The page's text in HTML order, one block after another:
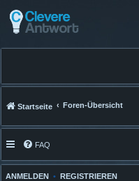
Startseite Foren-Übersicht
FAQ
ANMELDEN • REGISTRIEREN